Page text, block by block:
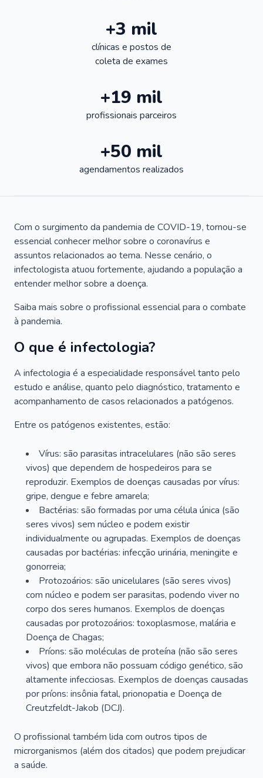
+3 mil
clínicas e postos de
coleta de exames
+19 mil
profissionais parceiros
+50 mil
agendamentos realizados
Com o surgimento da pandemia de COVID-19, tornou-se
essencial conhecer melhor sobre o coronavírus e
assuntos relacionados ao tema. Nesse cenário, o
infectologista atuou fortemente, ajudando a população a
entender melhor sobre a doença.
Saiba mais sobre o profissional essencial para o combate
à pandemia.
O que é infectologia?
A infectologia é a especialidade responsável tanto pelo
estudo e análise, quanto pelo diagnóstico, tratamento e
acompanhamento de casos relacionados a patógenos.
Entre os patógenos existentes, estão:
Vírus: são parasitas intracelulares (não são seres
vivos) que dependem de hospedeiros para se
reproduzir. Exemplos de doenças causadas por vírus:
gripe, dengue e febre amarela;
Bactérias: são formadas por uma célula única (são
seres vivos) sem núcleo e podem existir
individualmente ou agrupadas. Exemplos de doenças
causadas por bactérias: infecção urinária, meningite e
gonorreia;
Protozoários: são unicelulares (são seres vivos)
com núcleo e podem ser parasitas, podendo viver no
corpo dos seres humanos. Exemplos de doenças
causadas por protozoários: toxoplasmose, malária e
Doença de Chagas;
Príons: são moléculas de proteína (não são seres
vivos) que embora não possuam código genético, são
altamente infecciosas. Exemplos de doenças causadas
por príons: insônia fatal, prionopatia e Doença de
Creutzfeldt-Jakob (DCJ).
O profissional também lida com outros tipos de
microrganismos (além dos citados) que podem prejudicar
a saúde.